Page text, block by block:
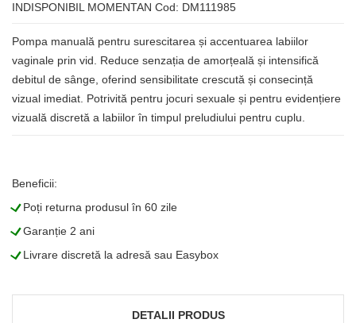
INDISPONIBIL MOMENTAN Cod: DM111985
Pompa manuală pentru surescitarea și accentuarea labiilor
vaginale prin vid. Reduce senzația de amorțeală și intensifică
debitul de sânge, oferind sensibilitate crescută și consecință
vizual imediat. Potrivită pentru jocuri sexuale și pentru evidențiere
vizuală discretă a labiilor în timpul preludiului pentru cuplu.
Beneficii:
LPoți returna produsul în 60 zile
LGaranție 2 ani
LLivrare discretă la adresă sau Easybox
DETALII PRODUS